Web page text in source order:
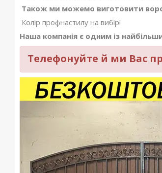
Також ми можемо виготовити
Колір профнастилу на вибір!
Наша компанія є одним із
Телефонуйте й ми Вас